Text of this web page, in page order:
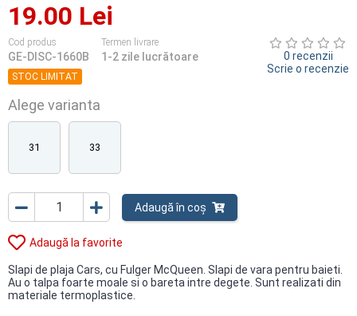
19.00 Lei
Cod produs
GE-DISC-1660B
Termen livrare
1-2 zile lucrătoare
STOC LIMITAT
0 recenzii
Scrie o recenzie
Alege varianta
31 33
Adaugă în coș
Adaugă la favorite
Slapi de plaja Cars, cu Fulger McQueen. Slapi de vara pentru baieti.
Au o talpa foarte moale si o bareta intre degete. Sunt realizati din
materiale termoplastice.